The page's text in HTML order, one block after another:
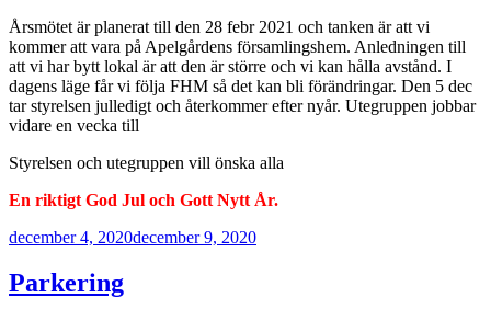
Årsmötet är planerat till den 28 febr 2021 och tanken är att vi
kommer att vara på Apelgårdens församlingshem. Anledningen till
att vi har bytt lokal är att den är större och vi kan hålla avstånd. I
dagens läge får vi följa FHM så det kan bli förändringar. Den 5 dec
tar styrelsen julledigt och återkommer efter nyår. Utegruppen jobbar
vidare en vecka till
Styrelsen och utegruppen vill önska alla
En riktigt God Jul och Gott Nytt År.
Publicerat
december 4, 2020december 9, 2020
Parkering